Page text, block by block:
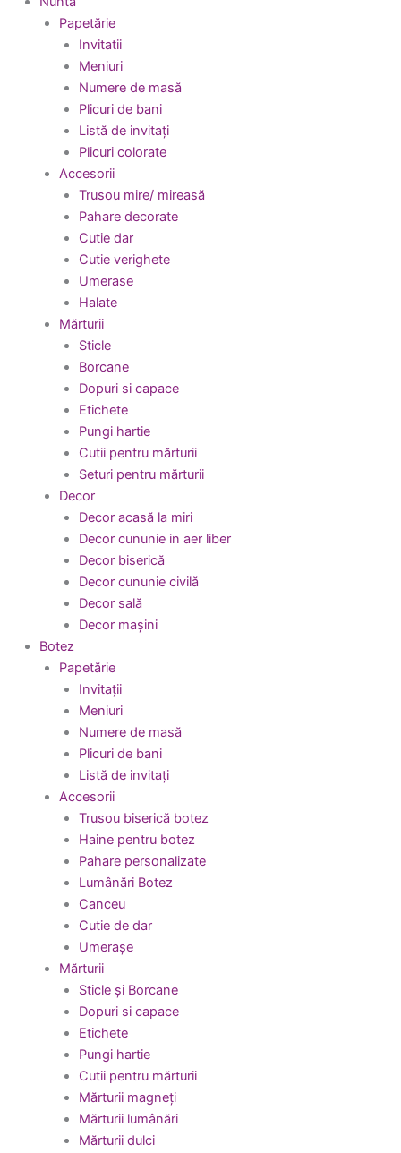
Papetărie
Invitatii
Meniuri
Numere de masă
Plicuri de bani
Listă de invitați
Plicuri colorate
Accesorii
Trusou mire/ mireasă
Pahare decorate
Cutie dar
Cutie verighete
Umerase
Halate
Mărturii
Sticle
Borcane
Dopuri si capace
Etichete
Pungi hartie
Cutii pentru mărturii
Seturi pentru mărturii
Decor
Decor acasă la miri
Decor cununie in aer liber
Decor biserică
Decor cununie civilă
Decor sală
Decor mașini
Botez
Papetărie
Invitații
Meniuri
Numere de masă
Plicuri de bani
Listă de invitați
Accesorii
Trusou biserică botez
Haine pentru botez
Pahare personalizate
Lumânări Botez
Canceu
Cutie de dar
Umerașe
Mărturii
Sticle și Borcane
Dopuri si capace
Etichete
Pungi hartie
Cutii pentru mărturii
Mărturii magneți
Mărturii lumânări
Mărturii dulci